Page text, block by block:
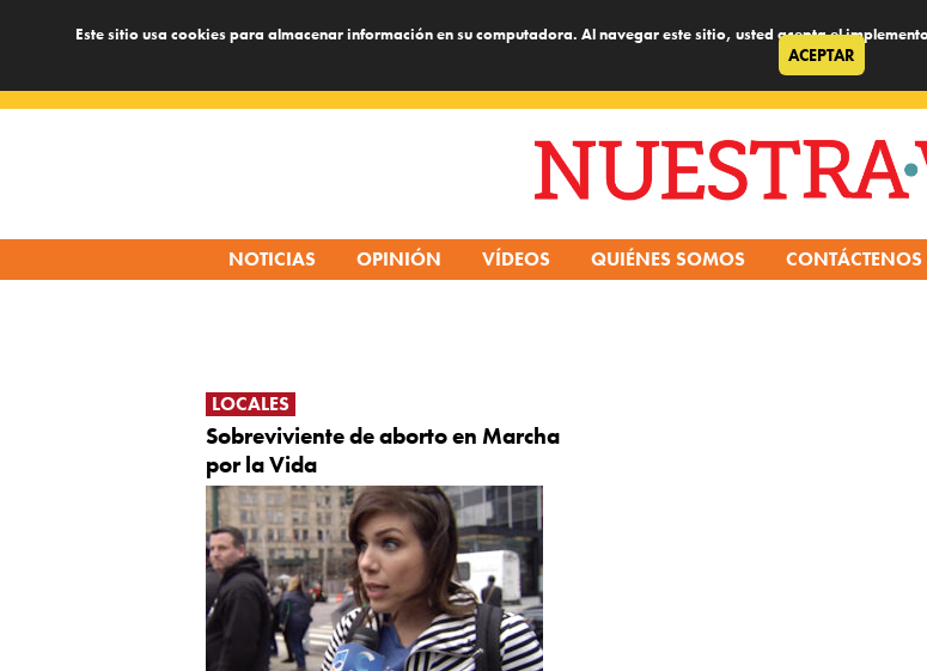
Este sitio usa cookies para almacenar información en su computadora. Al navegar este sitio, usted acepta el
ACEPTAR
NOTICIAS OPINIÓN VÍDEOS QUIÉNES SOMOS CONTÁCTENOS
LOCALES
Sobreviviente de aborto en Marcha
por la Vida